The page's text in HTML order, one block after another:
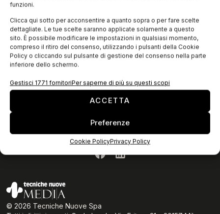
funzioni.
Clicca qui sotto per acconsentire a quanto sopra o per fare scelte
dettagliate. Le tue scelte saranno applicate solamente a questo
sito. È possibile modificare le impostazioni in qualsiasi momento,
compreso il ritiro del consenso, utilizzando i pulsanti della Cookie
Policy o cliccando sul pulsante di gestione del consenso nella parte
inferiore dello schermo.
Gestisci 1771 fornitoriPer saperne di più su questi scopi
ACCETTA
Preferenze
Cookie PolicyPrivacy Policy
ISCRIVITI ALLA NEWSLETTER
Privacy Policy
Cookie Policy
© 2026 Tecniche Nuove Spa